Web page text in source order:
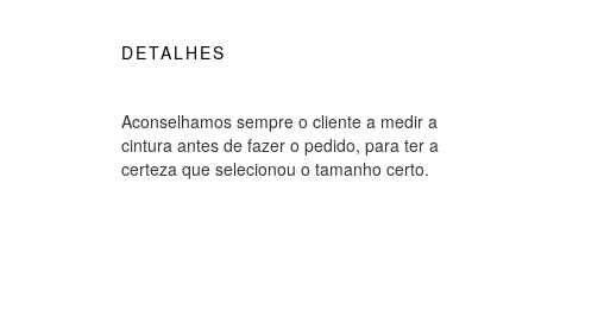
DETALHES
Aconselhamos sempre o cliente a medir a
cintura antes de fazer o pedido, para ter a
certeza que selecionou o tamanho certo.